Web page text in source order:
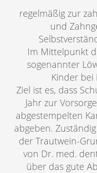
regelmäßig zur
und
Im Mittelpunkt
sogenannter
Kinder bei
Ziel ist es, dass
Jahr zur
abgestempelten
abgeben.
der Trautwein-
von Dr. med.
über das gute